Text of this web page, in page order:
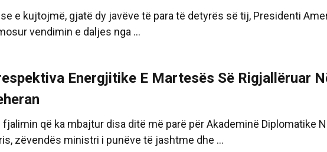
e kujtojmë, gjatë dy javëve të para të detyrës së tij, Presidenti
vendimin e daljes nga ...
Energjitike E Martesës Së Rigjallëruar
fjalimin që ka mbajtur disa ditë më parë për Akademinë Diplomatike
zëvendës ministri i punëve të jashtme dhe ...